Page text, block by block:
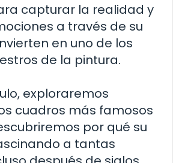
capturar la realidad y
a través de su
en uno de los
de la pintura.
exploraremos
cuadros más famosos
por qué su
a tantas